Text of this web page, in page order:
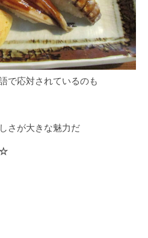
で応対されているのも
さが大きな魅力だ